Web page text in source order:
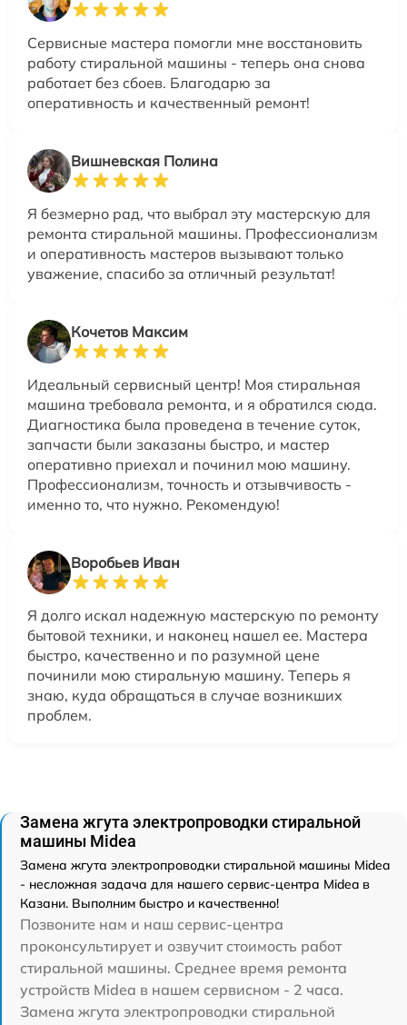
Сервисные мастера помогли мне восстановить
работу стиральной машины - теперь она снова
работает без сбоев. Благодарю за
оперативность и качественный ремонт!
Вишневская Полина
Я безмерно рад, что выбрал эту мастерскую для
ремонта стиральной машины. Профессионализм
и оперативность мастеров вызывают только
уважение, спасибо за отличный результат!
Кочетов Максим
Идеальный сервисный центр! Моя стиральная
машина требовала ремонта, и я обратился сюда.
Диагностика была проведена в течение суток,
запчасти были заказаны быстро, и мастер
оперативно приехал и починил мою машину.
Профессионализм, точность и отзывчивость -
именно то, что нужно. Рекомендую!
Воробьев Иван
Я долго искал надежную мастерскую по ремонту
бытовой техники, и наконец нашел ее. Мастера
быстро, качественно и по разумной цене
починили мою стиральную машину. Теперь я
знаю, куда обращаться в случае возникших
проблем.
Замена жгута электропроводки стиральной
машины Midea
Замена жгута электропроводки стиральной машины Midea
- несложная задача для нашего сервис-центра Midea в
Казани. Выполним быстро и качественно!
Позвоните нам и наш сервис-центра
проконсультирует и озвучит стоимость работ
стиральной машины. Среднее время ремонта
устройств Midea в нашем сервисном - 2 часа.
Замена жгута электропроводки стиральной